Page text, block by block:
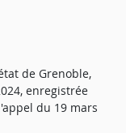
de Grenoble,
enregistrée
du 19 mars